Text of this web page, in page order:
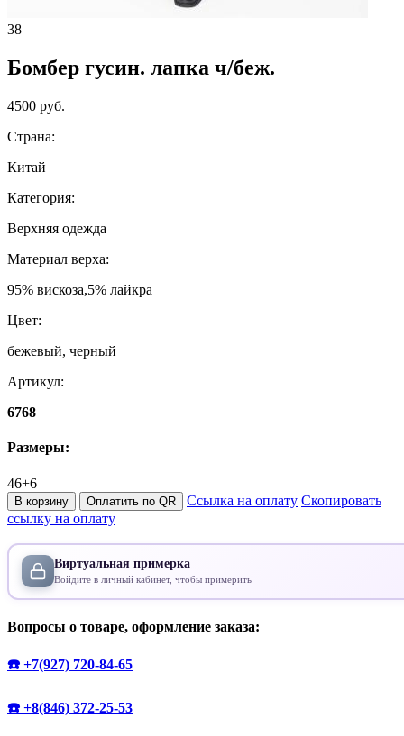
38
Бомбер гусин. лапка ч/беж.
4500 руб.
Страна:
Китай
Категория:
Верхняя одежда
Материал верха:
95% вискоза,5% лайкра
Цвет:
бежевый, черный
Артикул:
6768
Размеры:
46+6
В корзину Оплатить по QR Ссылка на оплату Скопировать
ссылку на оплату
Виртуальная примерка
Войдите в личный кабинет, чтобы примерить
Вопросы о товаре, оформление заказа:
☎️ +7(927) 720-84-65
☎️ +8(846) 372-25-53